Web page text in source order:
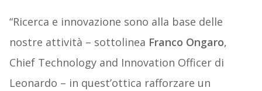
“Ricerca e innovazione sono alla base delle
nostre attività – sottolinea Franco Ongaro,
Chief Technology and Innovation Officer di
Leonardo – in quest’ottica rafforzare un